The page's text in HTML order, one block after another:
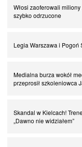
Spadkowicze z Serie A.
Chłopak z pizzerii. Kim
Włosi zaoferowali
szybko odrzucone
Legia Warszawa i Pogoń
Medialna burza wokół
przeprosił szkoleniowca
Skandal w Kielcach!
„Dawno nie widziałem”